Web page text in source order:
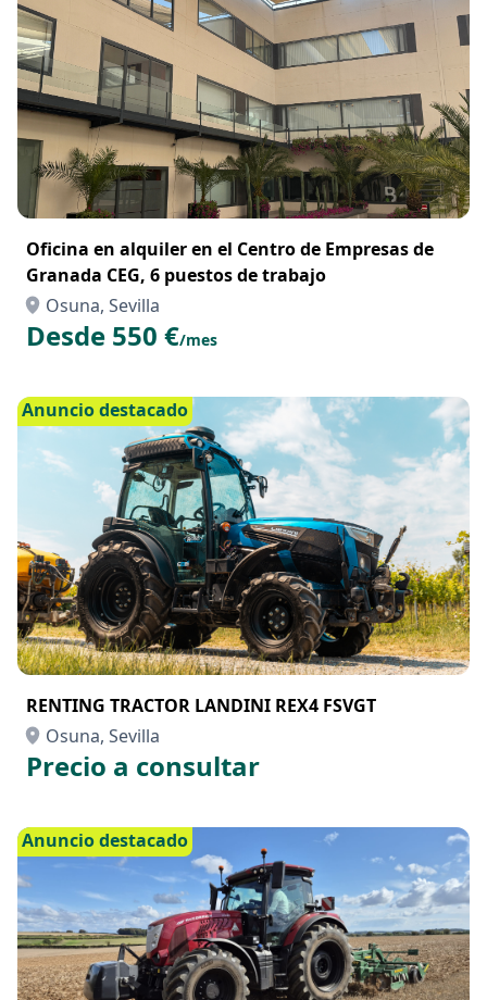
Oficina en alquiler en el Centro de Empresas de
Granada CEG, 6 puestos de trabajo
Osuna, Sevilla
Desde 550 €/mes
Anuncio destacado
RENTING TRACTOR LANDINI REX4 FSVGT
Osuna, Sevilla
Precio a consultar
Anuncio destacado